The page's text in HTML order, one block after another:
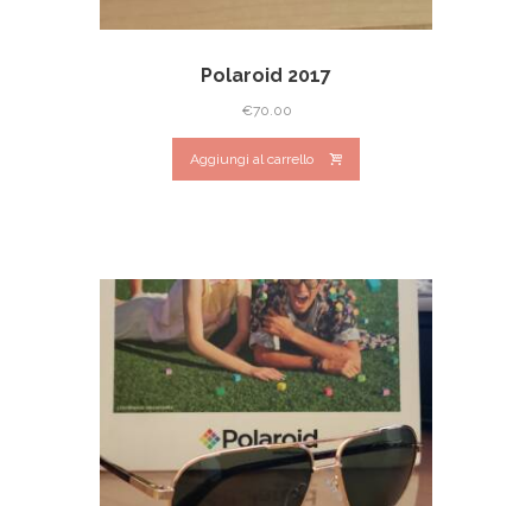
Polaroid 2017
€70.00
Aggiungi al carrello